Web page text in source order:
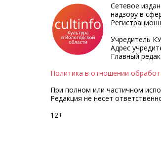
Сетевое
надзору в
Учредитель
Адрес
Главный
Политика в отношении
При полном или частичном
Редакция не несет
12+